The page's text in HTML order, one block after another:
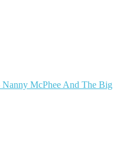
McPhee And The Big